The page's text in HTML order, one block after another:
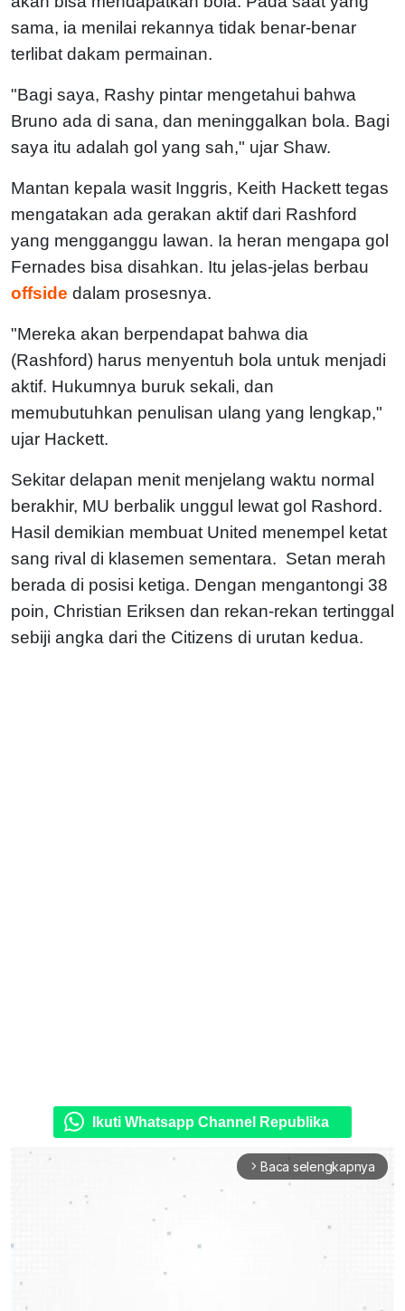
sama, ia menilai rekannya tidak benar-benar
terlibat dakam permainan.
"Bagi saya, Rashy pintar mengetahui bahwa
Bruno ada di sana, dan meninggalkan bola. Bagi
saya itu adalah gol yang sah," ujar Shaw.
Mantan kepala wasit Inggris, Keith Hackett tegas
mengatakan ada gerakan aktif dari Rashford
yang mengganggu lawan. Ia heran mengapa gol
Fernades bisa disahkan. Itu jelas-jelas berbau
offside dalam prosesnya.
"Mereka akan berpendapat bahwa dia
(Rashford) harus menyentuh bola untuk menjadi
aktif. Hukumnya buruk sekali, dan
memubutuhkan penulisan ulang yang lengkap,"
ujar Hackett.
Sekitar delapan menit menjelang waktu normal
berakhir, MU berbalik unggul lewat gol Rashord.
Hasil demikian membuat United menempel ketat
sang rival di klasemen sementara. Setan merah
berada di posisi ketiga. Dengan mengantongi 38
poin, Christian Eriksen dan rekan-rekan tertinggal
sebiji angka dari the Citizens di urutan kedua.
Ikuti Whatsapp Channel Republika
arrow_forward_ios Baca selengkapnya